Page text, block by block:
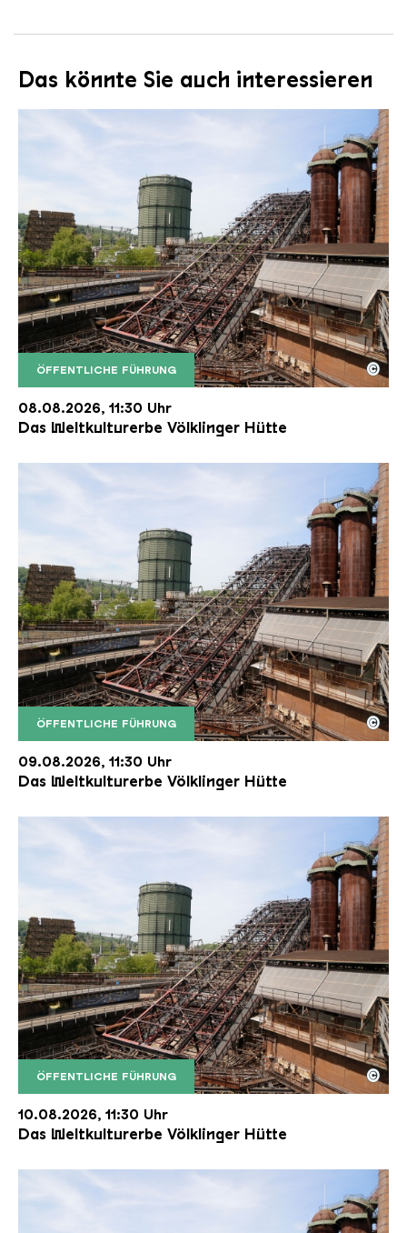
Das könnte Sie auch interessieren
ÖFFENTLICHE FÜHRUNG
Der Erzschrägaufzug der Völklinger Hütte mit
Copyright: Weltkulturerbe Völklinger Hütte | Karl
©
08.08.2026, 11:30 Uhr
Das Weltkulturerbe Völklinger Hütte
ÖFFENTLICHE FÜHRUNG
Der Erzschrägaufzug der Völklinger Hütte mit
Copyright: Weltkulturerbe Völklinger Hütte | Karl
©
09.08.2026, 11:30 Uhr
Das Weltkulturerbe Völklinger Hütte
ÖFFENTLICHE FÜHRUNG
Der Erzschrägaufzug der Völklinger Hütte mit
Copyright: Weltkulturerbe Völklinger Hütte | Karl
©
10.08.2026, 11:30 Uhr
Das Weltkulturerbe Völklinger Hütte